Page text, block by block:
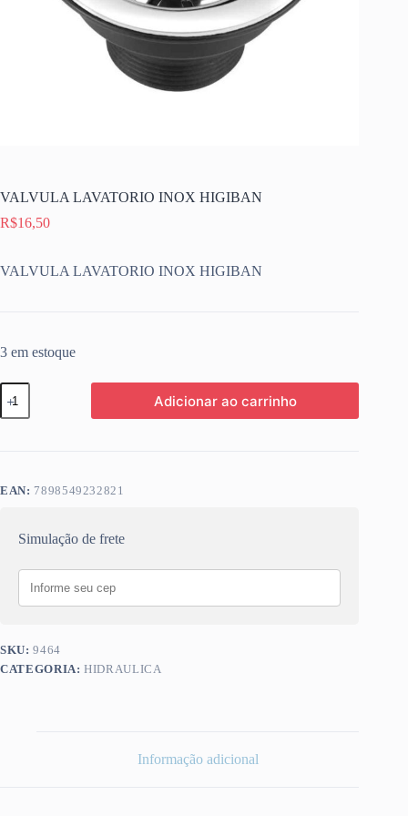
VALVULA LAVATORIO INOX HIGIBAN
R$16,50
VALVULA LAVATORIO INOX HIGIBAN
3 em estoque
VALVULA
LAVATORIO
INOX
Adicionar ao carrinho
EAN: 7898549232821
Simulação de frete
SKU:9464
CATEGORIA:HIDRAULICA
Informação adicional